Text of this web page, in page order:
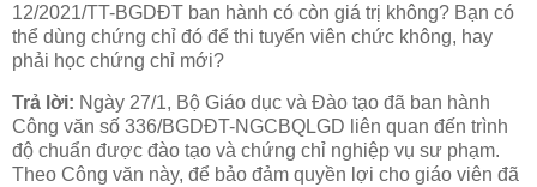
12/2021/TT-BGDĐT ban hành có còn giá trị không? Bạn có
thể dùng chứng chỉ đó để thi tuyển viên chức không, hay
phải học chứng chỉ mới?
Trả lời: Ngày 27/1, Bộ Giáo dục và Đào tạo đã ban hành
Công văn số 336/BGDĐT-NGCBQLGD liên quan đến trình
độ chuẩn được đào tạo và chứng chỉ nghiệp vụ sư phạm.
Theo Công văn này, để bảo đảm quyền lợi cho giáo viên đã